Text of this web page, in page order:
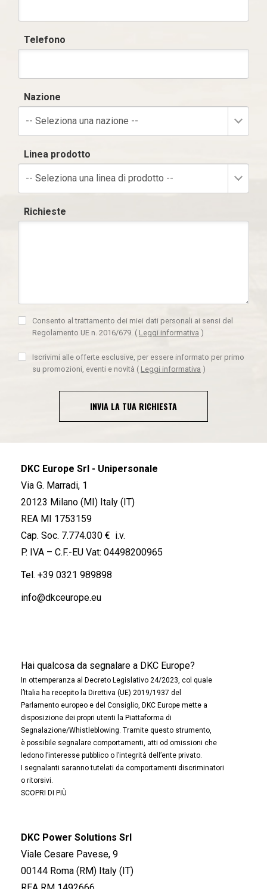
Telefono
Nazione
-- Seleziona una nazione --
Linea prodotto
-- Seleziona una linea di prodotto --
Richieste
Consento al trattamento dei miei dati personali ai sensi del
Regolamento UE n. 2016/679. ( Leggi informativa )
Iscrivimi alle offerte esclusive, per essere informato per primo
su promozioni, eventi e novità ( Leggi informativa )
INVIA LA TUA RICHIESTA
DKC Europe Srl - Unipersonale
Via G. Marradi, 1
20123 Milano (MI) Italy (IT)
REA MI 1753159
Cap. Soc. 7.774.030 € i.v.
P. IVA – C.F.-EU Vat: 04498200965
Tel. +39 0321 989898
info@dkceurope.eu
Hai qualcosa da segnalare a DKC Europe?
In ottemperanza al Decreto Legislativo 24/2023, col quale
l’Italia ha recepito la Direttiva (UE) 2019/1937 del
Parlamento europeo e del Consiglio, DKC Europe mette a
disposizione dei propri utenti la Piattaforma di
Segnalazione/Whistleblowing. Tramite questo strumento,
è possibile segnalare comportamenti, atti od omissioni che
ledono l’interesse pubblico o l’integrità dell’ente privato.
I segnalanti saranno tutelati da comportamenti discriminatori
o ritorsivi.
SCOPRI DI PIÙ
DKC Power Solutions Srl
Viale Cesare Pavese, 9
00144 Roma (RM) Italy (IT)